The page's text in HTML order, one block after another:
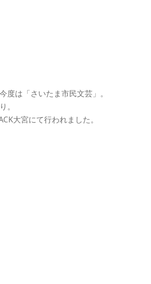
は「さいたま市民文芸」。
。
大宮にて行われました。